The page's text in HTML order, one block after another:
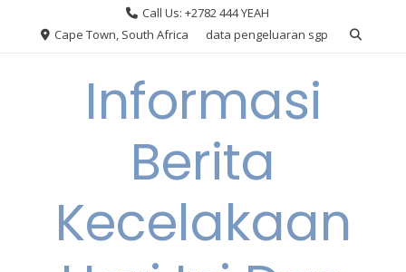
Call Us: +2782 444 YEAH
Cape Town, South Africa
data pengeluaran sgp
Informasi
Berita
Kecelakaan